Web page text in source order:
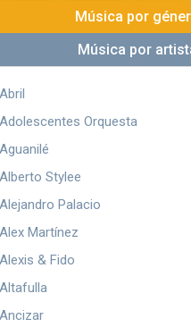
Música por
Música por
Abril
Adolescentes Orquesta
Aguanilé
Alberto Stylee
Alejandro Palacio
Alex Martínez
Alexis & Fido
Altafulla
Ancizar